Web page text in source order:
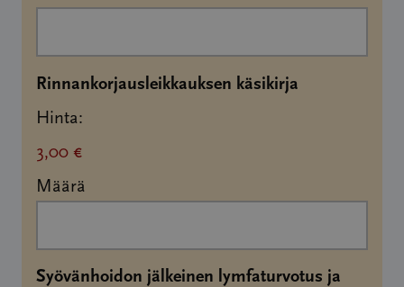
Rinnankorjausleikkauksen käsikirja
Hinta:
3,00 €
Määrä
Syövänhoidon jälkeinen lymfaturvotus ja